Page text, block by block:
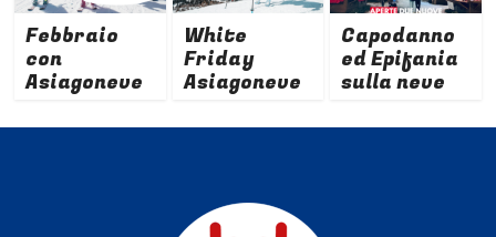
Febbraio
con
Asiagoneve
White
Friday
Asiagoneve
Capodanno
ed Epifania
sulla neve